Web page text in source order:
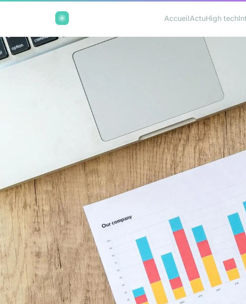
AccueilActuHigh tech